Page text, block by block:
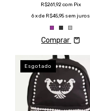
R$261,92com Pix
6x de R$45,95 sem juros
Comprar
Esgotado